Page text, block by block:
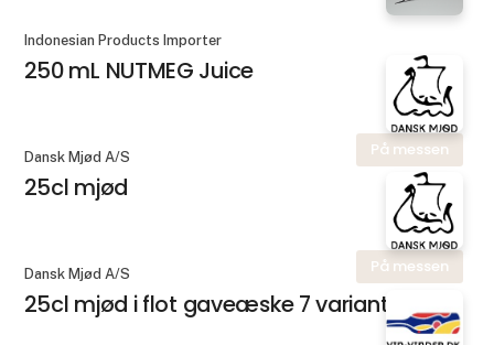
Indonesian Products Importer
250 mL NUTMEG Juice
På messen
Dansk Mjød A/S
25cl mjød
På messen
Dansk Mjød A/S
25cl mjød i flot gaveæske 7 varianter